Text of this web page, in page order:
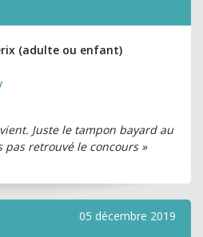
(adulte ou enfant)
Juste le tampon bayard au
retrouvé le concours »
05 décembre 2019